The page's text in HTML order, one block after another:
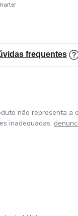
frequentes
não representa a
inadequadas,